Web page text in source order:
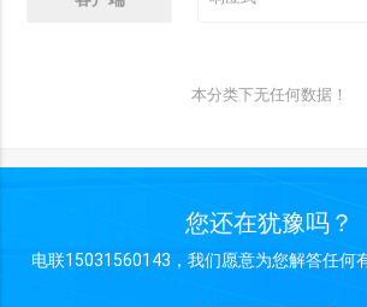
本分类下无任何数据！
您还在犹豫吗？
电联15031560143，我们愿意为您解答任何